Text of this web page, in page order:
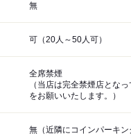
無
可（20人～50人可）
全席禁煙
（当店は完全禁煙店とな
をお願いいたします。）
無（近隣にコインパーキン